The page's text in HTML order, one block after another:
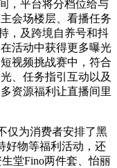
，平台将分档位给与
会场楼层、看播任务
，及跨境自养号和抖
活动中获得更多曝光
视频挑战赛中，符合
、任务指引互动以及
资源福利让直播间里
仅为消费者安排了黑
好物等福利活动，还
堂Fino两件套、怡丽